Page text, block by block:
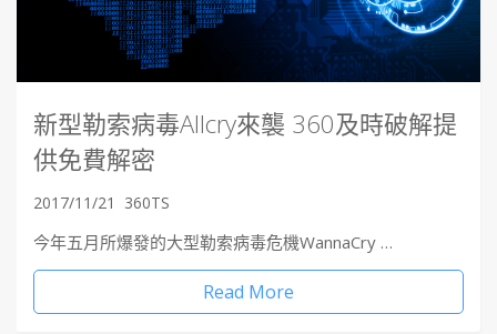
新型勒索病毒Allcry來襲 360及時破解提
供免費解密
2017/11/21 360TS
今年五月所爆發的大型勒索病毒危機WannaCry …
Read More